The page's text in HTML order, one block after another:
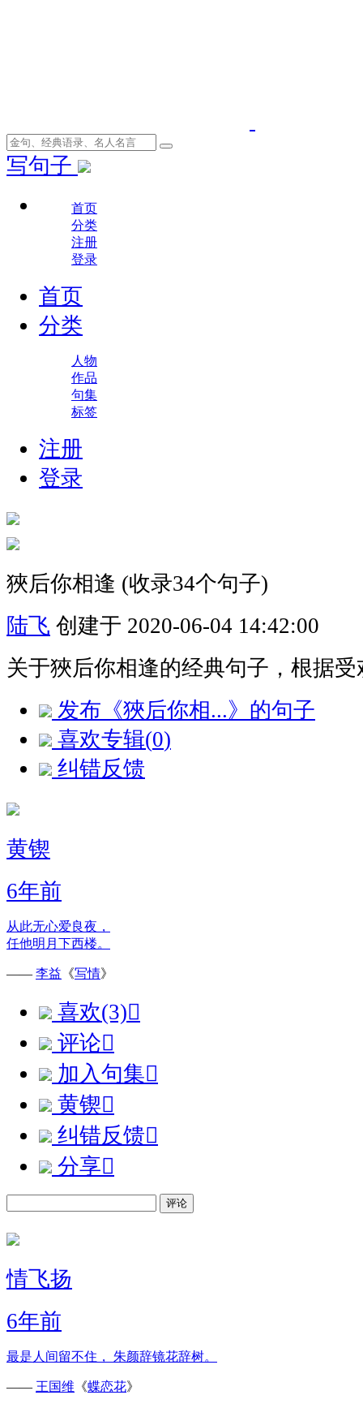
写句子
首页
分类
注册
登录
首页
分类
人物
作品
句集
标签
注册
登录
狹后你相逢 (收录34个句子)
陆飞 创建于 2020-06-04 14:42:00
关于狹后你相逢的经典句子，根据
发布《狹后你相...》的句子
喜欢专辑(0)
纠错反馈
黄锲
6年前
从此无心爱良夜，
任他明月下西楼。
—— 李益 《写情》
喜欢(3)
评论
加入句集
黄锲
纠错反馈
分享
评论
情飞扬
6年前
最是人间留不住， 朱颜辞镜花辞树。
—— 王国维 《蝶恋花》